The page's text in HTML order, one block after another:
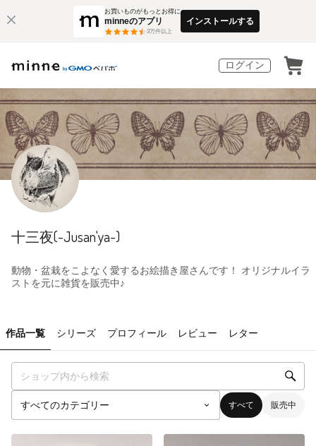
お買いものがもっとお得に
minneのアプリ
3万件以上
インストールする
ログイン
十三夜(-Jusan'ya-)
動物・盆栽をこよなく愛するお絵描き屋さんです！ オリジナルイラ
ストを元に雑貨を販売中♪
作品一覧 シリーズ プロフィール レビュー レター
すべて 販売中